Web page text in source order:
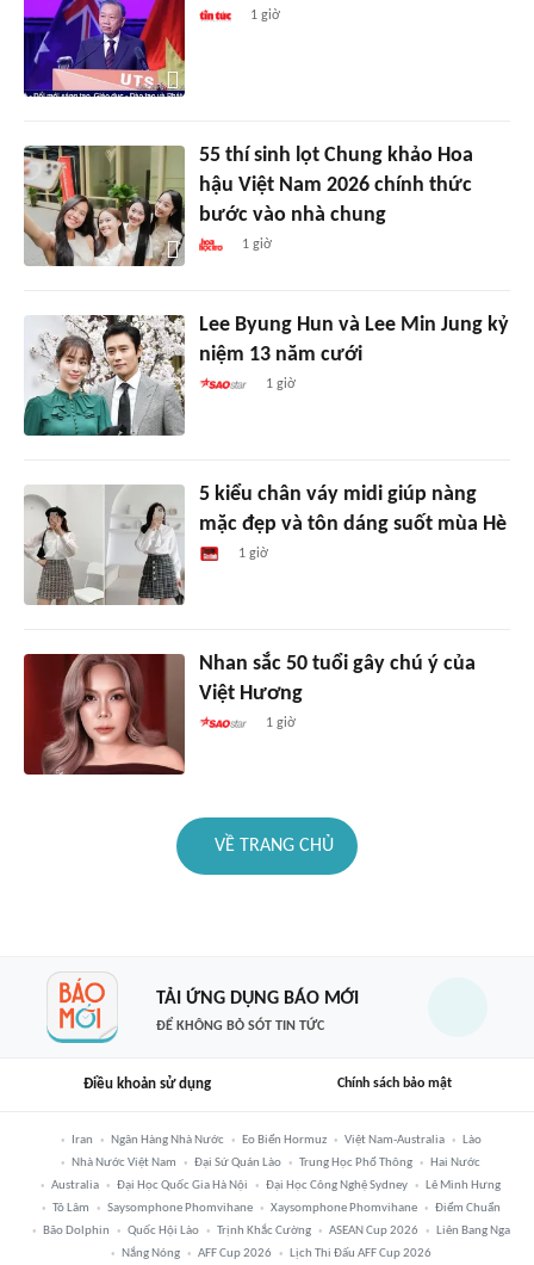
1 giờ
55 thí sinh lọt Chung khảo Hoa
hậu Việt Nam 2026 chính thức
bước vào nhà chung
1 giờ
Lee Byung Hun và Lee Min Jung kỷ
niệm 13 năm cưới
1 giờ
5 kiểu chân váy midi giúp nàng
mặc đẹp và tôn dáng suốt mùa Hè
1 giờ
Nhan sắc 50 tuổi gây chú ý của
Việt Hương
1 giờ
VỀ TRANG CHỦ
TẢI ỨNG DỤNG BÁO MỚI
ĐỂ KHÔNG BỎ SÓT TIN TỨC
Điều khoản sử dụng Chính sách bảo mật
Iran Ngân Hàng Nhà Nước Eo Biển Hormuz Việt Nam-Australia
Lào
Nhà Nước Việt Nam
Đại Sứ Quán Lào Trung Học Phổ Thông
Hai Nước
Australia
Đại Học Quốc Gia Hà Nội Đại Học Công Nghệ Sydney
Lê Minh Hưng
Tô Lâm
Saysomphone Phomvihane Xaysomphone Phomvihane
Điểm Chuẩn
Bão Dolphin
Quốc Hội Lào Trịnh Khắc Cường ASEAN Cup 2026
Liên Bang Nga
Nắng Nóng
AFF Cup 2026 Lịch Thi Đấu AFF Cup 2026